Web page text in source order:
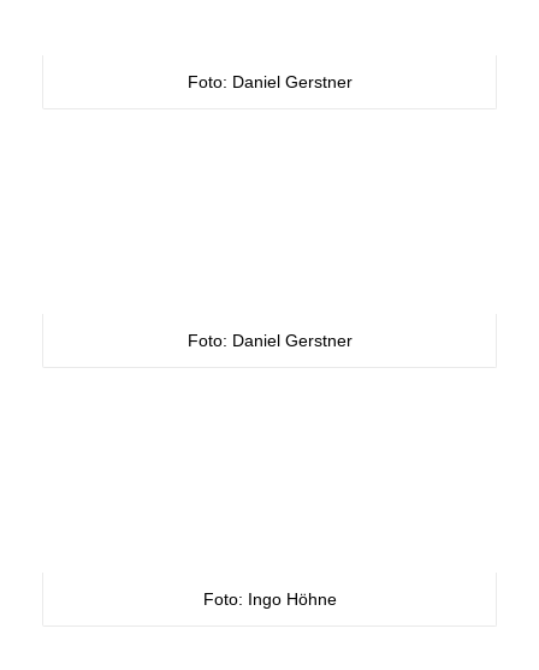
Foto: Daniel Gerstner
Foto: Daniel Gerstner
Foto: Ingo Höhne